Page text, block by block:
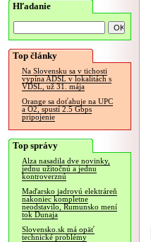
Hľadanie
Top články
Na Slovensku sa v tichosti
vypína ADSL v lokalitách s
VDSL, už 31. mája
Orange sa doťahuje na UPC
a O2, spustí 2.5 Gbps
pripojenie
Top správy
Alza nasadila dve novinky,
jednu užitočnú a jednu
kontroverznú
Maďarsko jadrovú elektráreň
nakoniec kompletne
neodstavilo, Rumunsko mení
tok Dunaja
Slovensko.sk má opäť
technické problémy